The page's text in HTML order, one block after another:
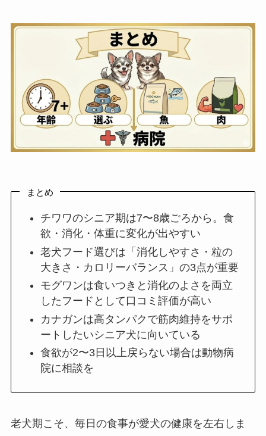
まとめ
チワワのシニア期は7〜8歳ごろから。食
欲・消化・体重に変化が出やすい
老犬フード選びは「消化しやすさ・粒の
大きさ・カロリーバランス」の3点が重要
モグワンは食いつきと消化のよさを両立
したフードとして口コミ評価が高い
カナガンは高タンパクで筋肉維持をサポ
ートしたいシニア犬に向いている
食欲が2〜3日以上戻らない場合は動物病
院に相談を
老犬期こそ、毎日の食事が愛犬の健康を左右しま